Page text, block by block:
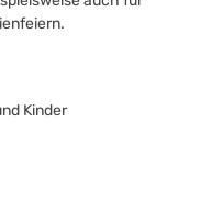
Kinder